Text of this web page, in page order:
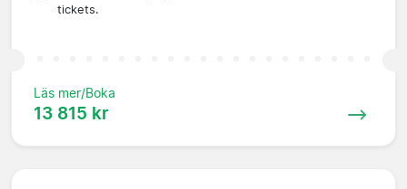
tickets.
Läs mer/Boka
13 815 kr